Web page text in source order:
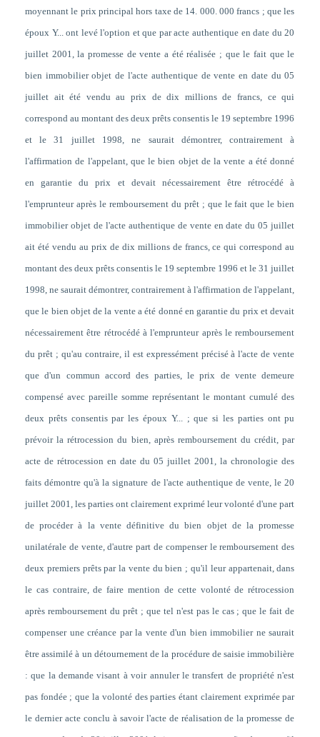
moyennant le prix principal hors taxe de 14. 000. 000 francs ; que les
époux Y... ont levé l'option et que par acte authentique en date du 20
juillet 2001, la promesse de vente a été réalisée ; que le fait que le
bien immobilier objet de l'acte authentique de vente en date du 05
juillet ait été vendu au prix de dix millions de francs, ce qui
correspond au montant des deux prêts consentis le 19 septembre 1996
et le 31 juillet 1998, ne saurait démontrer, contrairement à
l'affirmation de l'appelant, que le bien objet de la vente a été donné
en garantie du prix et devait nécessairement être rétrocédé à
l'emprunteur après le remboursement du prêt ; que le fait que le bien
immobilier objet de l'acte authentique de vente en date du 05 juillet
ait été vendu au prix de dix millions de francs, ce qui correspond au
montant des deux prêts consentis le 19 septembre 1996 et le 31 juillet
1998, ne saurait démontrer, contrairement à l'affirmation de l'appelant,
que le bien objet de la vente a été donné en garantie du prix et devait
nécessairement être rétrocédé à l'emprunteur après le remboursement
du prêt ; qu'au contraire, il est expressément précisé à l'acte de vente
que d'un commun accord des parties, le prix de vente demeure
compensé avec pareille somme représentant le montant cumulé des
deux prêts consentis par les époux Y... ; que si les parties ont pu
prévoir la rétrocession du bien, après remboursement du crédit, par
acte de rétrocession en date du 05 juillet 2001, la chronologie des
faits démontre qu'à la signature de l'acte authentique de vente, le 20
juillet 2001, les parties ont clairement exprimé leur volonté d'une part
de procéder à la vente définitive du bien objet de la promesse
unilatérale de vente, d'autre part de compenser le remboursement des
deux premiers prêts par la vente du bien ; qu'il leur appartenait, dans
le cas contraire, de faire mention de cette volonté de rétrocession
après remboursement du prêt ; que tel n'est pas le cas ; que le fait de
compenser une créance par la vente d'un bien immobilier ne saurait
être assimilé à un détournement de la procédure de saisie immobilière
: que la demande visant à voir annuler le transfert de propriété n'est
pas fondée ; que la volonté des parties étant clairement exprimée par
le dernier acte conclu à savoir l'acte de réalisation de la promesse de